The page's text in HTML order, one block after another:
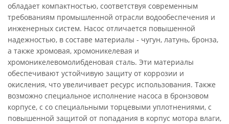
обладает компактностью, соответствуя современным
требованиям промышленной отрасли водообеспечения и
инженерных систем. Насос отличается повышенной
надежностью, в составе материалы - чугун, латунь, бронза,
а также хромовая, хромоникелевая и
хромоникелевомолибденовая сталь. Эти материалы
обеспечивают устойчивую защиту от коррозии и
окисления, что увеличивает ресурс использования. Также
возможно специальное исполнение насоса в бронзовом
корпусе, с со специальными торцевыми уплотнениями, с
повышенной защитой от попадания в корпус мотора влаги,